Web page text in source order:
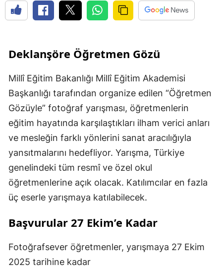
Deklanşöre Öğretmen Gözü
Millî Eğitim Bakanlığı Millî Eğitim Akademisi
Başkanlığı tarafından organize edilen “Öğretmen
Gözüyle” fotoğraf yarışması, öğretmenlerin
eğitim hayatında karşılaştıkları ilham verici anları
ve mesleğin farklı yönlerini sanat aracılığıyla
yansıtmalarını hedefliyor. Yarışma, Türkiye
genelindeki tüm resmî ve özel okul
öğretmenlerine açık olacak. Katılımcılar en fazla
üç eserle yarışmaya katılabilecek.
Başvurular 27 Ekim’e Kadar
Fotoğrafsever öğretmenler, yarışmaya 27 Ekim
2025 tarihine kadar